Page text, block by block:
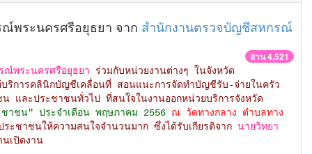
พระนครศรีอยุธยา จาก สำนักงานตรวจบัญชีสหกรณ์
อ่าน 4,521
ณ์พระนครศรีอยุธยา ร่วมกับหน่วยงานต่างๆ ในจังหวัด
ริการคลินิกบัญชีเคลื่อนที่ สอนแนะการจัดทำบัญชีรับ-จ่ายในครัว
และประชาชนทั่วไป ที่สนใจในงานออกหน่วยบริการจังหวัด
าชน" ประจำเดือน พฤษภาคม 2556 ณ วัดทางกลาง ตำบลทาง
ระชาชนให้ความสนใจจำนวนมาก ซึ่งได้รับเกียรติจาก นายวิทยา
เปิดงาน